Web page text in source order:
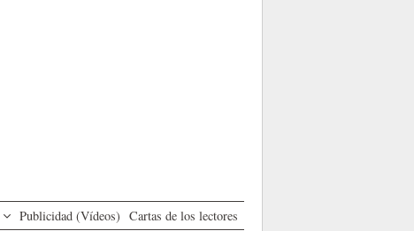
Publicidad (Vídeos) Cartas de los lectores